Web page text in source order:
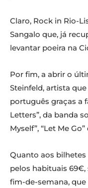
Claro, Rock in Rio-
Sangalo que, já
levantar poeira na
Por fim, a abrir o
Steinfeld, artista
português graças a
Letters”, da banda
Myself”, “Let Me Go”
Quanto aos bilhetes
pelos habituais
fim-de-semana, que